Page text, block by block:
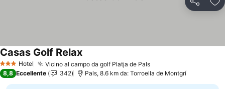
Condividi
3 StelleHotel Vicino al campo da golf Platja de PalsScopri i prezzi
Casas Golf RelaxScopri i prezzi
8,8 Eccellente 342 Pals, 8.6 km da: Torroella de Montgrí